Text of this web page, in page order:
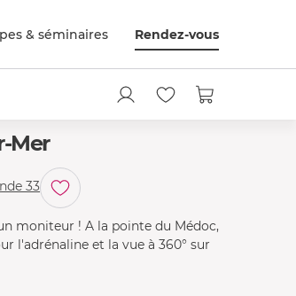
& séminaires Rendez-vous
Mer
33
moniteur ! A la pointe du Médoc,
l'adrénaline et la vue à 360° sur